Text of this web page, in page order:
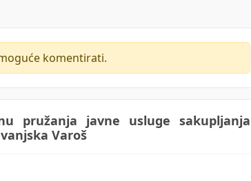
komentirati.
pružanja javne usluge sakupljanja
Varoš